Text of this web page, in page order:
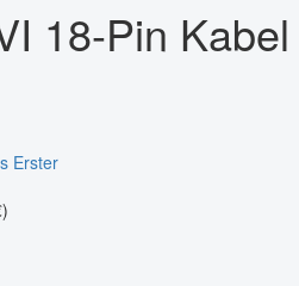
18-Pin Kabel
Erster